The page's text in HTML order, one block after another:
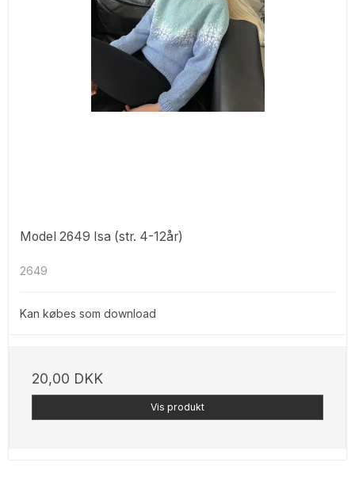
Model 2649 Isa (str. 4-12år)
2649
Kan købes som download
20,00 DKK
Vis produkt